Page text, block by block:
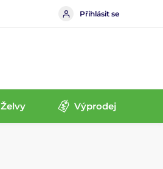
Přihlásit se
Želvy Výprodej